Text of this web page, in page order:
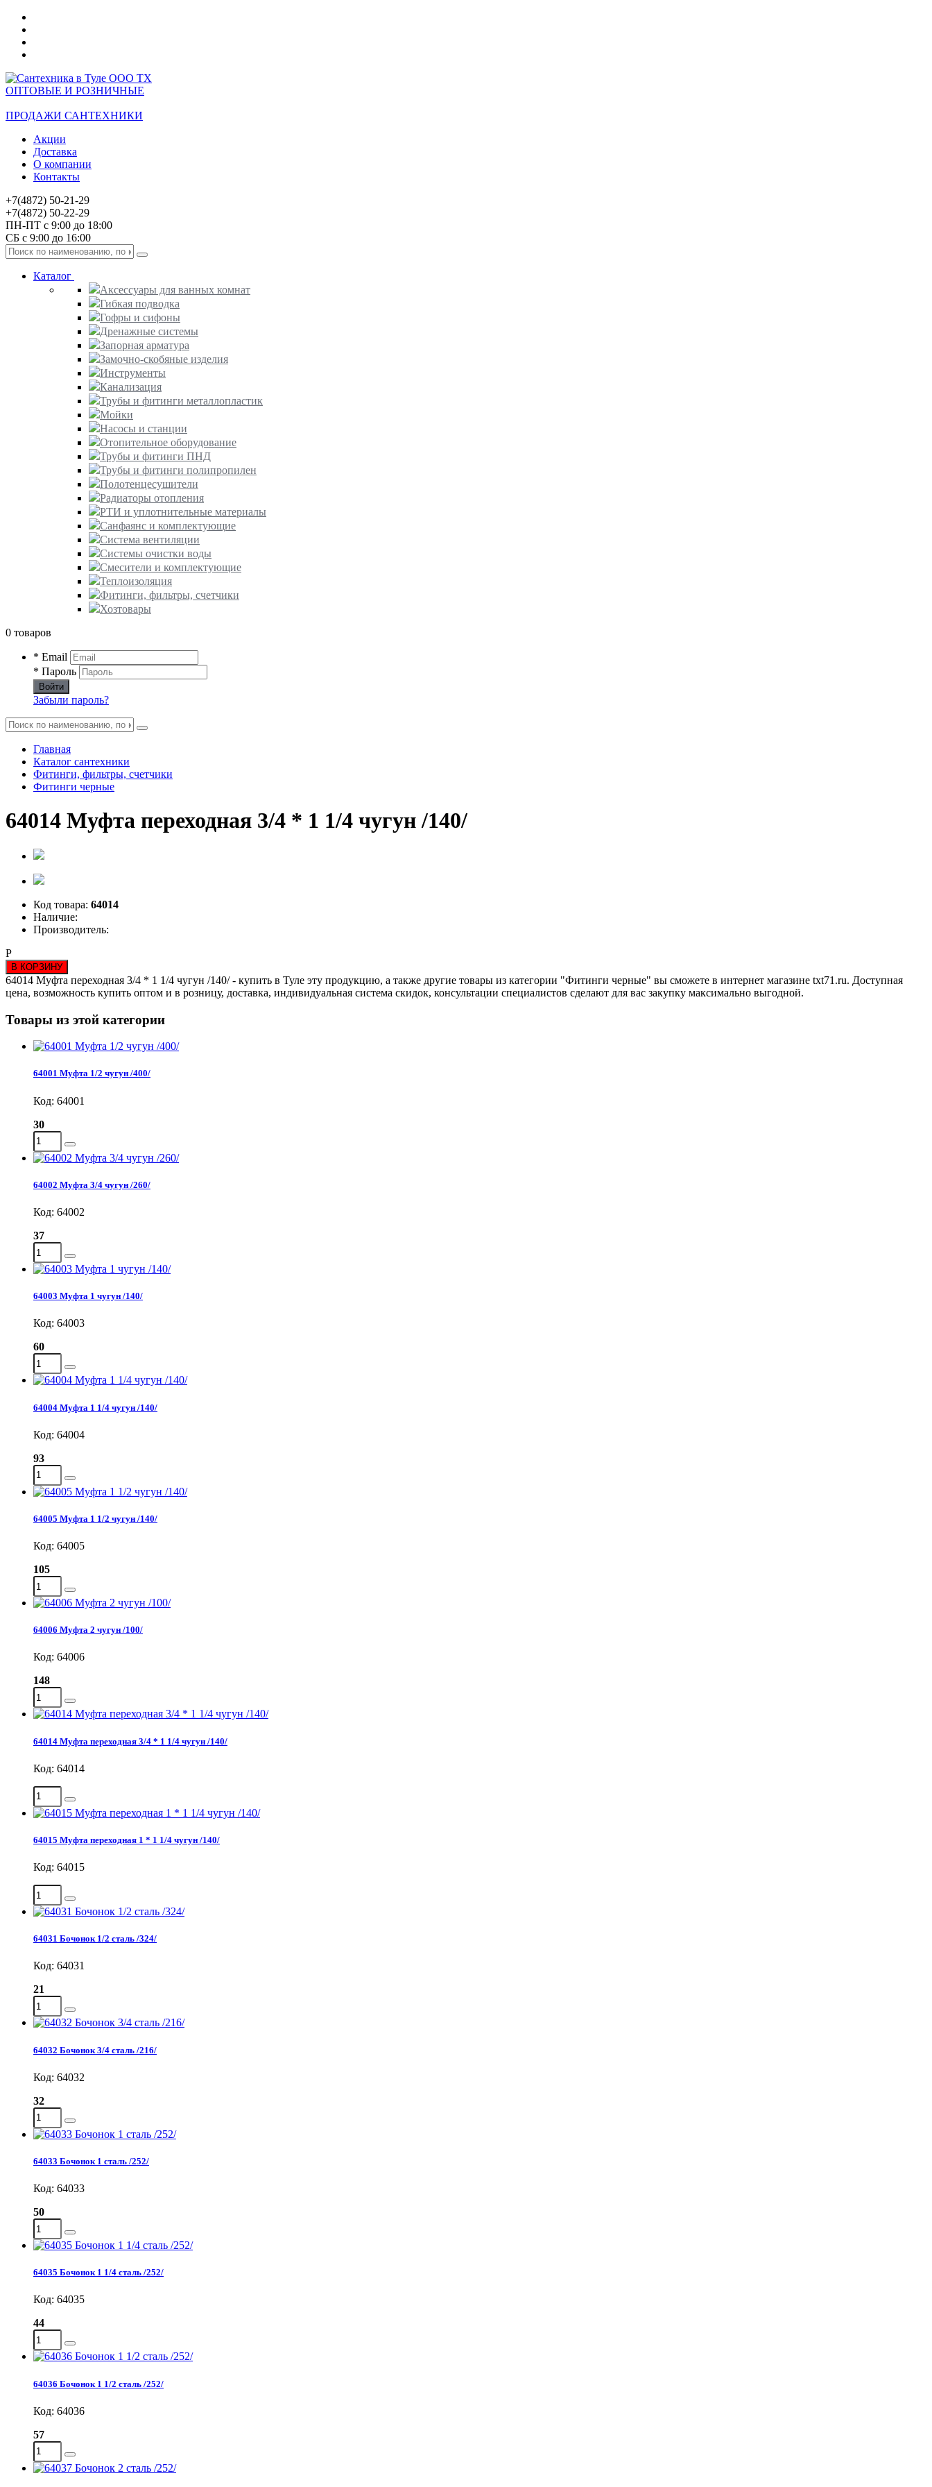
ОПТОВЫЕ И РОЗНИЧНЫЕ
ПРОДАЖИ САНТЕХНИКИ
Акции
Доставка
О компании
Контакты
+7(4872) 50-21-29
+7(4872) 50-22-29
ПН-ПТ с 9:00 до 18:00
СБ с 9:00 до 16:00
Каталог
Аксессуары для ванных комнат
Гибкая подводка
Гофры и сифоны
Дренажные системы
Запорная арматура
Замочно-скобяные изделия
Инструменты
Канализация
Трубы и фитинги металлопластик
Мойки
Насосы и станции
Отопительное оборудование
Трубы и фитинги ПНД
Трубы и фитинги полипропилен
Полотенцесушители
Радиаторы отопления
РТИ и уплотнительные материалы
Санфаянс и комплектующие
Система вентиляции
Системы очистки воды
Смесители и комплектующие
Теплоизоляция
Фитинги, фильтры, счетчики
Хозтовары
0 товаров
* Email
* Пароль
Войти
Забыли пароль?
Главная
Каталог сантехники
Фитинги, фильтры, счетчики
Фитинги черные
64014 Муфта переходная 3/4 * 1 1/4 чугун /140/
Код товара: 64014
Наличие:
Производитель:
Р
В КОРЗИНУ
64014 Муфта переходная 3/4 * 1 1/4 чугун /140/ - купить в Туле эту продукцию, а также другие товары из категории "Фитинги черные" вы сможете в интернет магазине txt71.ru. Доступная
цена, возможность купить оптом и в розницу, доставка, индивидуальная система скидок, консультации специалистов сделают для вас закупку максимально выгодной.
Товары из этой категории
64001 Муфта 1/2 чугун /400/
Код: 64001
30
64002 Муфта 3/4 чугун /260/
Код: 64002
37
64003 Муфта 1 чугун /140/
Код: 64003
60
64004 Муфта 1 1/4 чугун /140/
Код: 64004
93
64005 Муфта 1 1/2 чугун /140/
Код: 64005
105
64006 Муфта 2 чугун /100/
Код: 64006
148
64014 Муфта переходная 3/4 * 1 1/4 чугун /140/
Код: 64014
64015 Муфта переходная 1 * 1 1/4 чугун /140/
Код: 64015
64031 Бочонок 1/2 сталь /324/
Код: 64031
21
64032 Бочонок 3/4 сталь /216/
Код: 64032
32
64033 Бочонок 1 сталь /252/
Код: 64033
50
64035 Бочонок 1 1/4 сталь /252/
Код: 64035
44
64036 Бочонок 1 1/2 сталь /252/
Код: 64036
57